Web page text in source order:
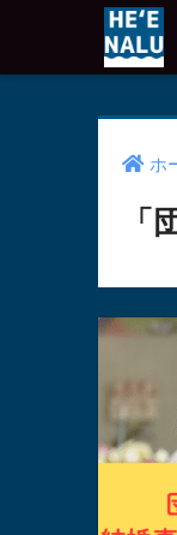
ホ
「